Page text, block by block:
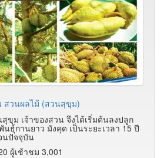
สวนผลไม้ (สวนสุขุม)
ขุม เจ้าของสวน จึงได้เริ่มต้นลงปลูก
ธุ์กานยาว มังคุด เป็นระยะเวลา 15 ปี
นปัจจุบัน
ผู้เช้าชม 3,001